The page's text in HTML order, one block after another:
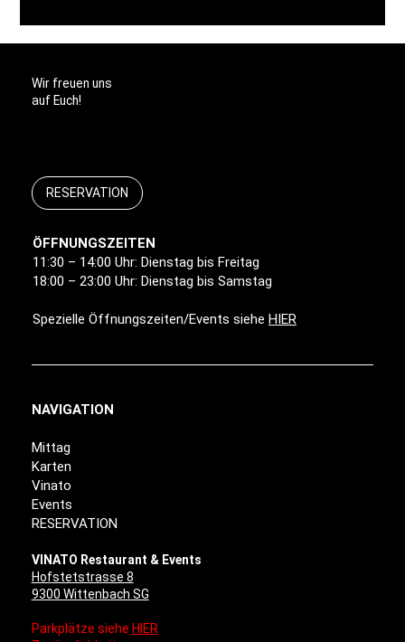
Wir freuen uns
auf Euch!
RESERVATION
ÖFFNUNGSZEITEN
11:30 – 14:00 Uhr: Dienstag bis Freitag
18:00 – 23:00 Uhr: Dienstag bis Samstag
Spezielle Öffnungszeiten/Events siehe HIER
VINATO Restaurant & Events
Hofstetstrasse 8
9300 Wittenbach SG
Parkplätze siehe HIER
NAVIGATION
Mittag
Karten
Vinato
Events
RESERVATION